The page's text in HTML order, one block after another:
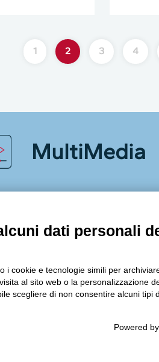
1 2 3 4
MultiMedia
a Youtube
dati personali
i cookie e tecnologie simili per
al sito web o la personalizzazione
scegliere di non consentire alcuni tipi
Powered by